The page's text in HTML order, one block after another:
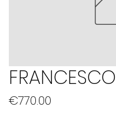
FRANCESCO
€770.00